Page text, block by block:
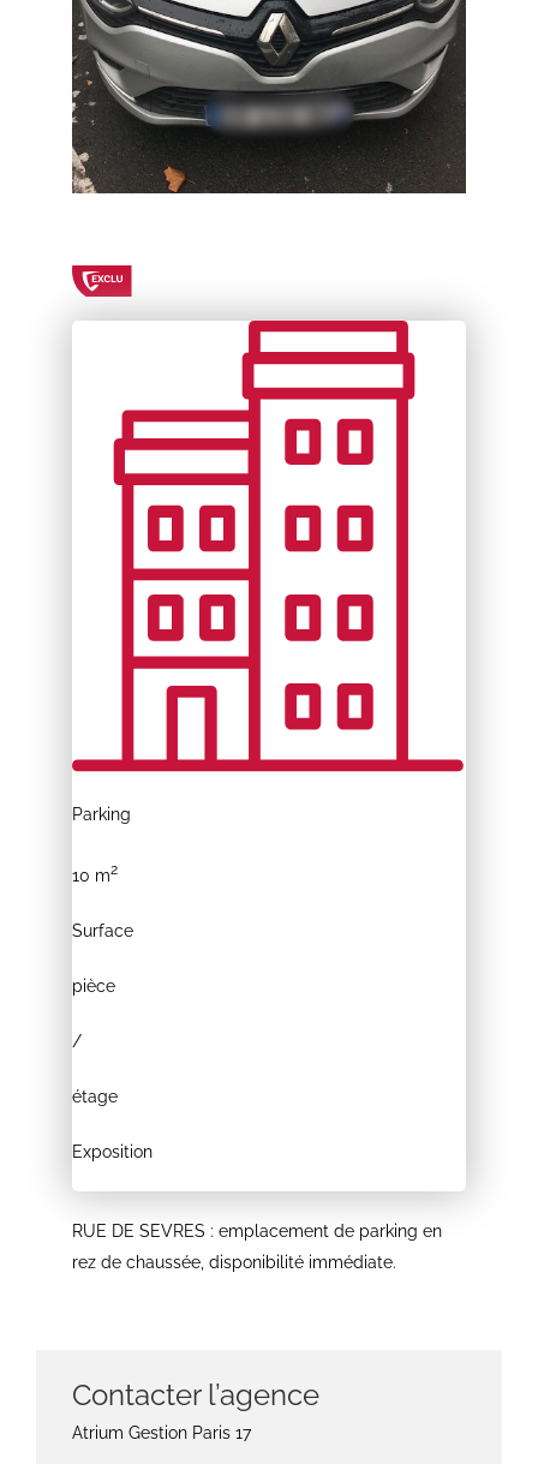
Parking
10 m2
Surface
pièce
/
étage
Exposition
RUE DE SEVRES : emplacement de parking en
rez de chaussée, disponibilité immédiate.
Contacter l’agence
Atrium Gestion Paris 17